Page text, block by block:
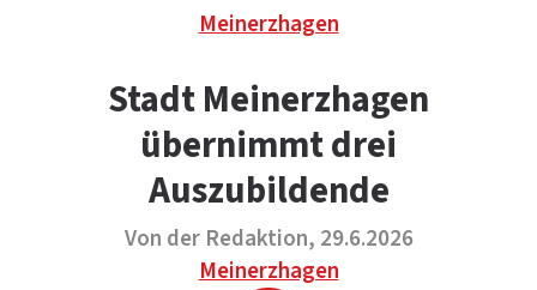
Werbung schalten
KONTAKT
DAS TEAM
Meinerzhagen
Stadt Meinerzhagen
übernimmt drei
Auszubildende
Von der Redaktion, 29.6.2026
Meinerzhagen